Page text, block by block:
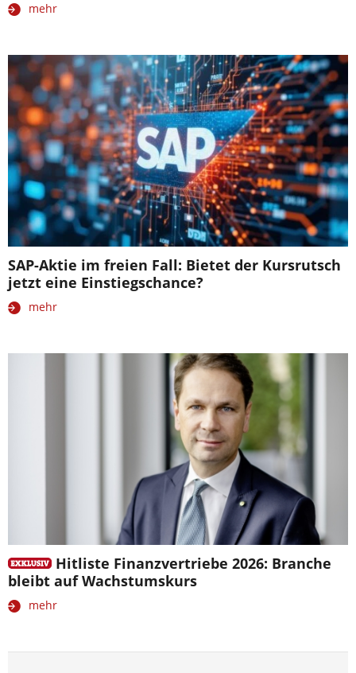
mehr
SAP-Aktie im freien Fall: Bietet der Kursrutsch
jetzt eine Einstiegschance?
mehr
Hitliste Finanzvertriebe 2026: Branche
bleibt auf Wachstumskurs
mehr